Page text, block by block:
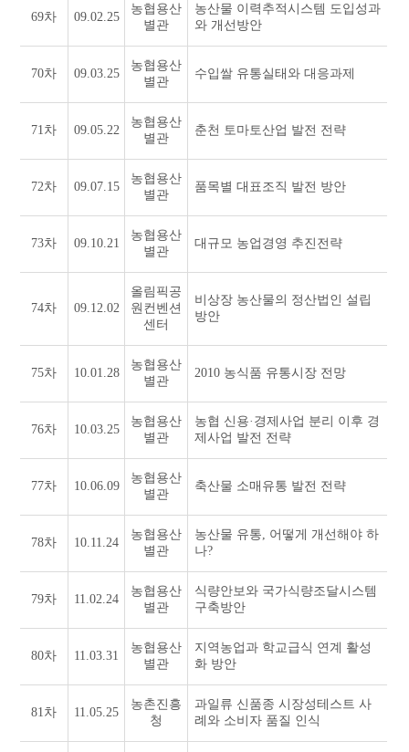
69차 09.02.25
농협용산
별관
농산물 이력추적시스템 도입성과
와 개선방안
70차 09.03.25
농협용산
별관
수입쌀 유통실태와 대응과제
71차 09.05.22
농협용산
별관
춘천 토마토산업 발전 전략
72차 09.07.15
농협용산
별관
품목별 대표조직 발전 방안
73차 09.10.21
농협용산
별관
대규모 농업경영 추진전략
74차 09.12.02
올림픽공
원컨벤션
센터
비상장 농산물의 정산법인 설립
방안
75차 10.01.28
농협용산
별관
2010 농식품 유통시장 전망
76차 10.03.25
농협용산
별관
농협 신용·경제사업 분리 이후 경
제사업 발전 전략
77차 10.06.09
농협용산
별관
축산물 소매유통 발전 전략
78차 10.11.24
농협용산
별관
농산물 유통, 어떻게 개선해야 하
나?
79차 11.02.24
농협용산
별관
식량안보와 국가식량조달시스템
구축방안
80차 11.03.31
농협용산
별관
지역농업과 학교급식 연계 활성
화 방안
81차 11.05.25
농촌진흥
청
과일류 신품종 시장성테스트 사
례와 소비자 품질 인식